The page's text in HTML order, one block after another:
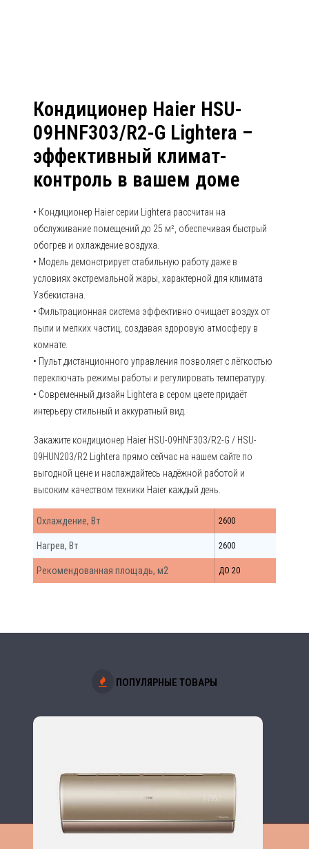
Кондиционер Haier HSU-
09HNF303/R2-G Lightera –
эффективный климат-
контроль в вашем доме
• Кондиционер Haier серии Lightera рассчитан на
обслуживание помещений до 25 м², обеспечивая быстрый
обогрев и охлаждение воздуха.
• Модель демонстрирует стабильную работу даже в
условиях экстремальной жары, характерной для климата
Узбекистана.
• Фильтрационная система эффективно очищает воздух от
пыли и мелких частиц, создавая здоровую атмосферу в
комнате.
• Пульт дистанционного управления позволяет с лёгкостью
переключать режимы работы и регулировать температуру.
• Современный дизайн Lightera в сером цвете придаёт
интерьеру стильный и аккуратный вид.
Закажите кондиционер Haier HSU-09HNF303/R2-G / HSU-
09HUN203/R2 Lightera прямо сейчас на нашем сайте по
выгодной цене и наслаждайтесь надёжной работой и
высоким качеством техники Haier каждый день.
Охлаждение, Вт 2600
Нагрев, Вт 2600
Рекомендованная площадь, м2 ДО 20
ПОПУЛЯРНЫЕ ТОВАРЫ